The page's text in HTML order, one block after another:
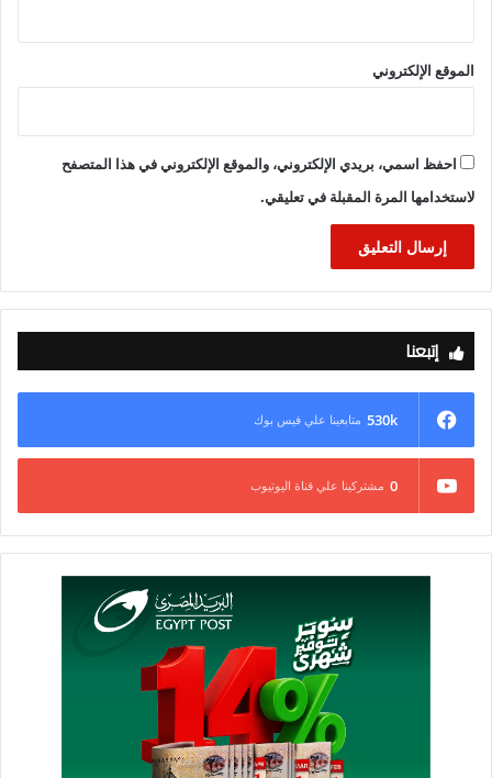
الموقع الإلكتروني
احفظ اسمي، بريدي الإلكتروني، والموقع الإلكتروني في هذا المتصفح
لاستخدامها المرة المقبلة في تعليقي.
إتبعنا
530k متابعينا علي فيس بوك
0 مشتركينا علي قناة اليوتيوب